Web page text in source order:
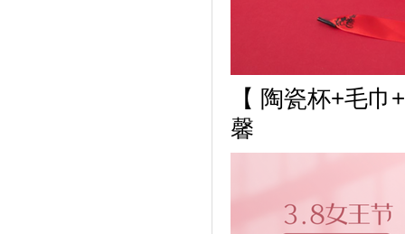
【 陶瓷杯+毛巾
馨